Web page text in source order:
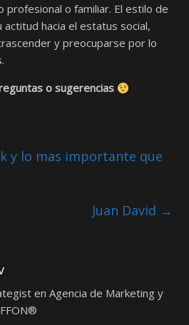
profesional o familiar. El estilo de
actitud hacia el estatus social,
y preocuparse por lo
o sugerencias
y lo mas importante que
Juan David →
en Agencia de Marketing y